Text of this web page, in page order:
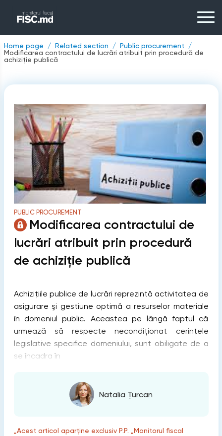
Home page Related section
Public procurement
Modificarea contractului de lucrări atribuit prin procedură de
achiziţie publică
PUBLIC PROCUREMENT
Modificarea contractului de
lucrări atribuit prin procedură
de achiziţie publică
Achiziţiile publice de lucrări reprezintă activitatea de
asigurare şi gestiune optimă a resurselor materiale
în domeniul public. Aceastea pe lângă faptul că
urmează să respecte necondiționat cerinţele
legislative specifice domeniului, sunt obiligate de a
se încadra în
Natalia Țurcan
„Acest articol aparține exclusiv P.P. „Monitorul fiscal